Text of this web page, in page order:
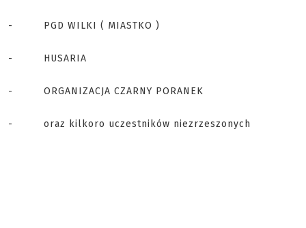
- PGD WILKI ( MIASTKO )
- HUSARIA
- ORGANIZACJA CZARNY PORANEK
- oraz kilkoro uczestników niezrzeszonych